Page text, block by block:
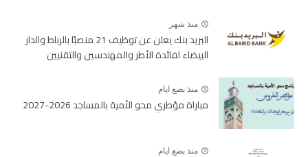
منذ شهر
البريد بنك يعلن عن توظيف 21 منصبًا بالرباط والدار
البيضاء لفائدة الأطر والمهندسين والتقنيين
منذ بضع ايام
مباراة مؤطري محو الأمية بالمساجد 2026-2027
منذ بضع ايام